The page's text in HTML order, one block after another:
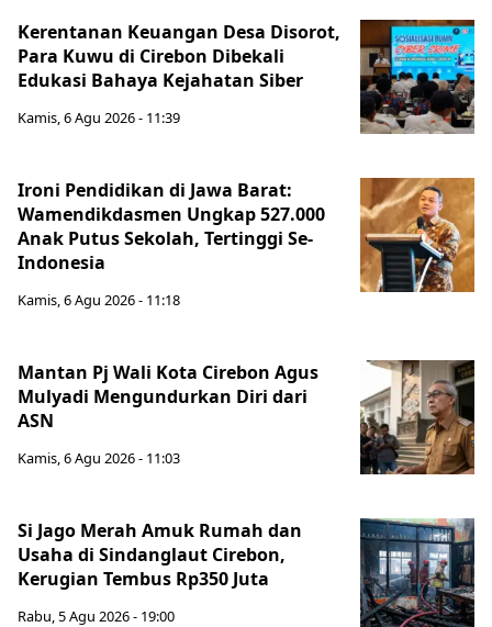
Kerentanan Keuangan Desa Disorot,
Para Kuwu di Cirebon Dibekali
Edukasi Bahaya Kejahatan Siber
Kamis, 6 Agu 2026 - 11:39
Ironi Pendidikan di Jawa Barat:
Wamendikdasmen Ungkap 527.000
Anak Putus Sekolah, Tertinggi Se-
Indonesia
Kamis, 6 Agu 2026 - 11:18
Mantan Pj Wali Kota Cirebon Agus
Mulyadi Mengundurkan Diri dari
ASN
Kamis, 6 Agu 2026 - 11:03
Si Jago Merah Amuk Rumah dan
Usaha di Sindanglaut Cirebon,
Kerugian Tembus Rp350 Juta
Rabu, 5 Agu 2026 - 19:00